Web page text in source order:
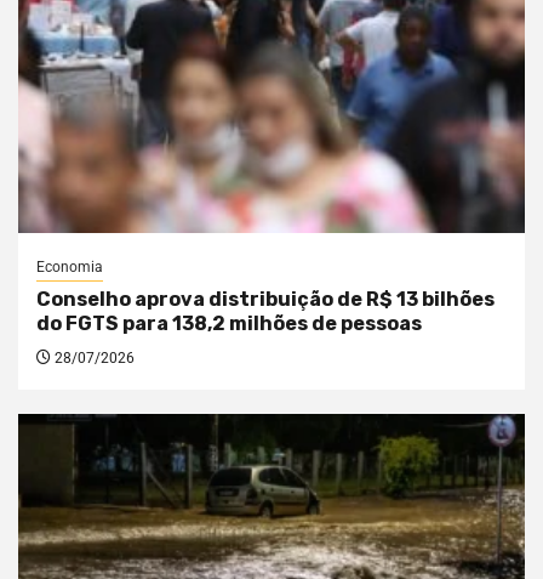
Economia
Conselho aprova distribuição de R$ 13 bilhões
do FGTS para 138,2 milhões de pessoas
28/07/2026